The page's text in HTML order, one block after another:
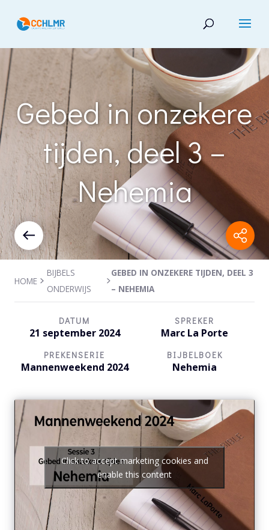
Gebed in onzekere
tijden, deel 3 –
Nehemia
HOME
BIJBELS
ONDERWIJS
GEBED IN ONZEKERE TIJDEN, DEEL 3
– NEHEMIA
DATUM
21 september 2024
SPREKER
Marc La Porte
PREKENSERIE
Mannenweekend 2024
BIJBELBOEK
Nehemia
Click to accept marketing cookies and
enable this content